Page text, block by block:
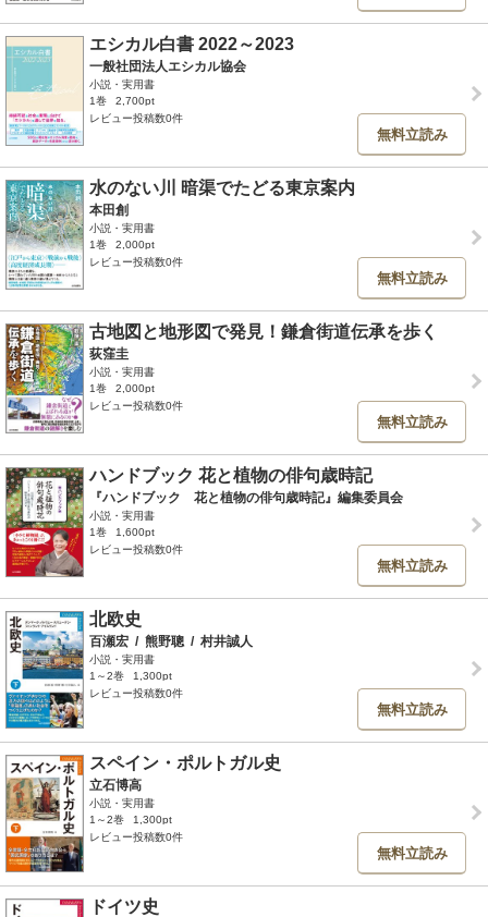
エシカル白書 2022～2023
一般社団法人エシカル協会
小説・実用書
1巻
2,700pt
レビュー投稿数0件
無料立読み
水のない川 暗渠でたどる東京案内
本田創
小説・実用書
1巻
2,000pt
レビュー投稿数0件
無料立読み
古地図と地形図で発見！鎌倉街道伝承を歩く
荻窪圭
小説・実用書
1巻
2,000pt
レビュー投稿数0件
無料立読み
ハンドブック 花と植物の俳句歳時記
『ハンドブック 花と植物の俳句歳時記』編集委員会
小説・実用書
1巻
1,600pt
レビュー投稿数0件
無料立読み
北欧史
百瀬宏 / 熊野聰 / 村井誠人
小説・実用書
1～2巻
1,300pt
レビュー投稿数0件
無料立読み
スペイン・ポルトガル史
立石博高
小説・実用書
1～2巻
1,300pt
レビュー投稿数0件
無料立読み
ドイツ史